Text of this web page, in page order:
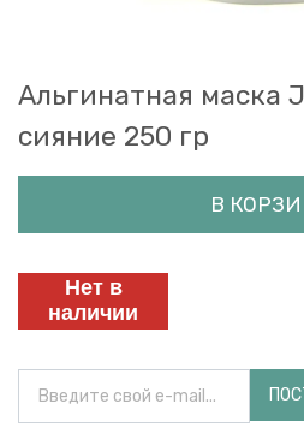
Альгинатная маска
сияние 250 гр
В
Нет в
наличии